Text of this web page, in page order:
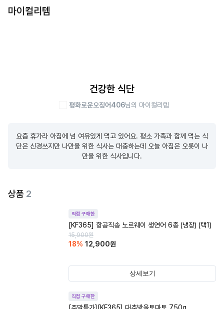
마이컬리템
건강한 식단
평화로운오징어406님의 마이컬리템
요즘 휴가라 아침에 넘 여유있게 먹고 있어요. 평소 가족과 함께 먹는 식
단은 신경쓰지만 나만을 위한 식사는 대충하는데 오늘 아침은 오롯이 나
만을 위한 식사입니다.
상품 2
직접 구매한
[KF365] 항공직송 노르웨이 생연어 6종 (냉장) (택1)
15,900원
18% 12,900원
상세보기
직접 구매한